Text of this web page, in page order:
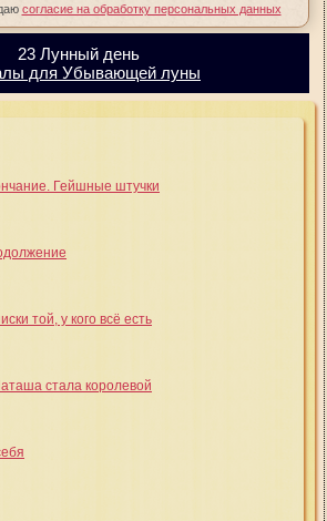
согласие на обработку персональных данных
23 Лунный день
для Убывающей луны
Гейшные штучки
той, у кого всё есть
стала королевой